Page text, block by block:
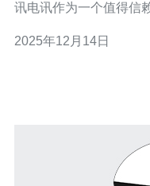
讯电讯作为一个值得信
的性质和提供商的服务至关重要。 什么
2025年12月14日